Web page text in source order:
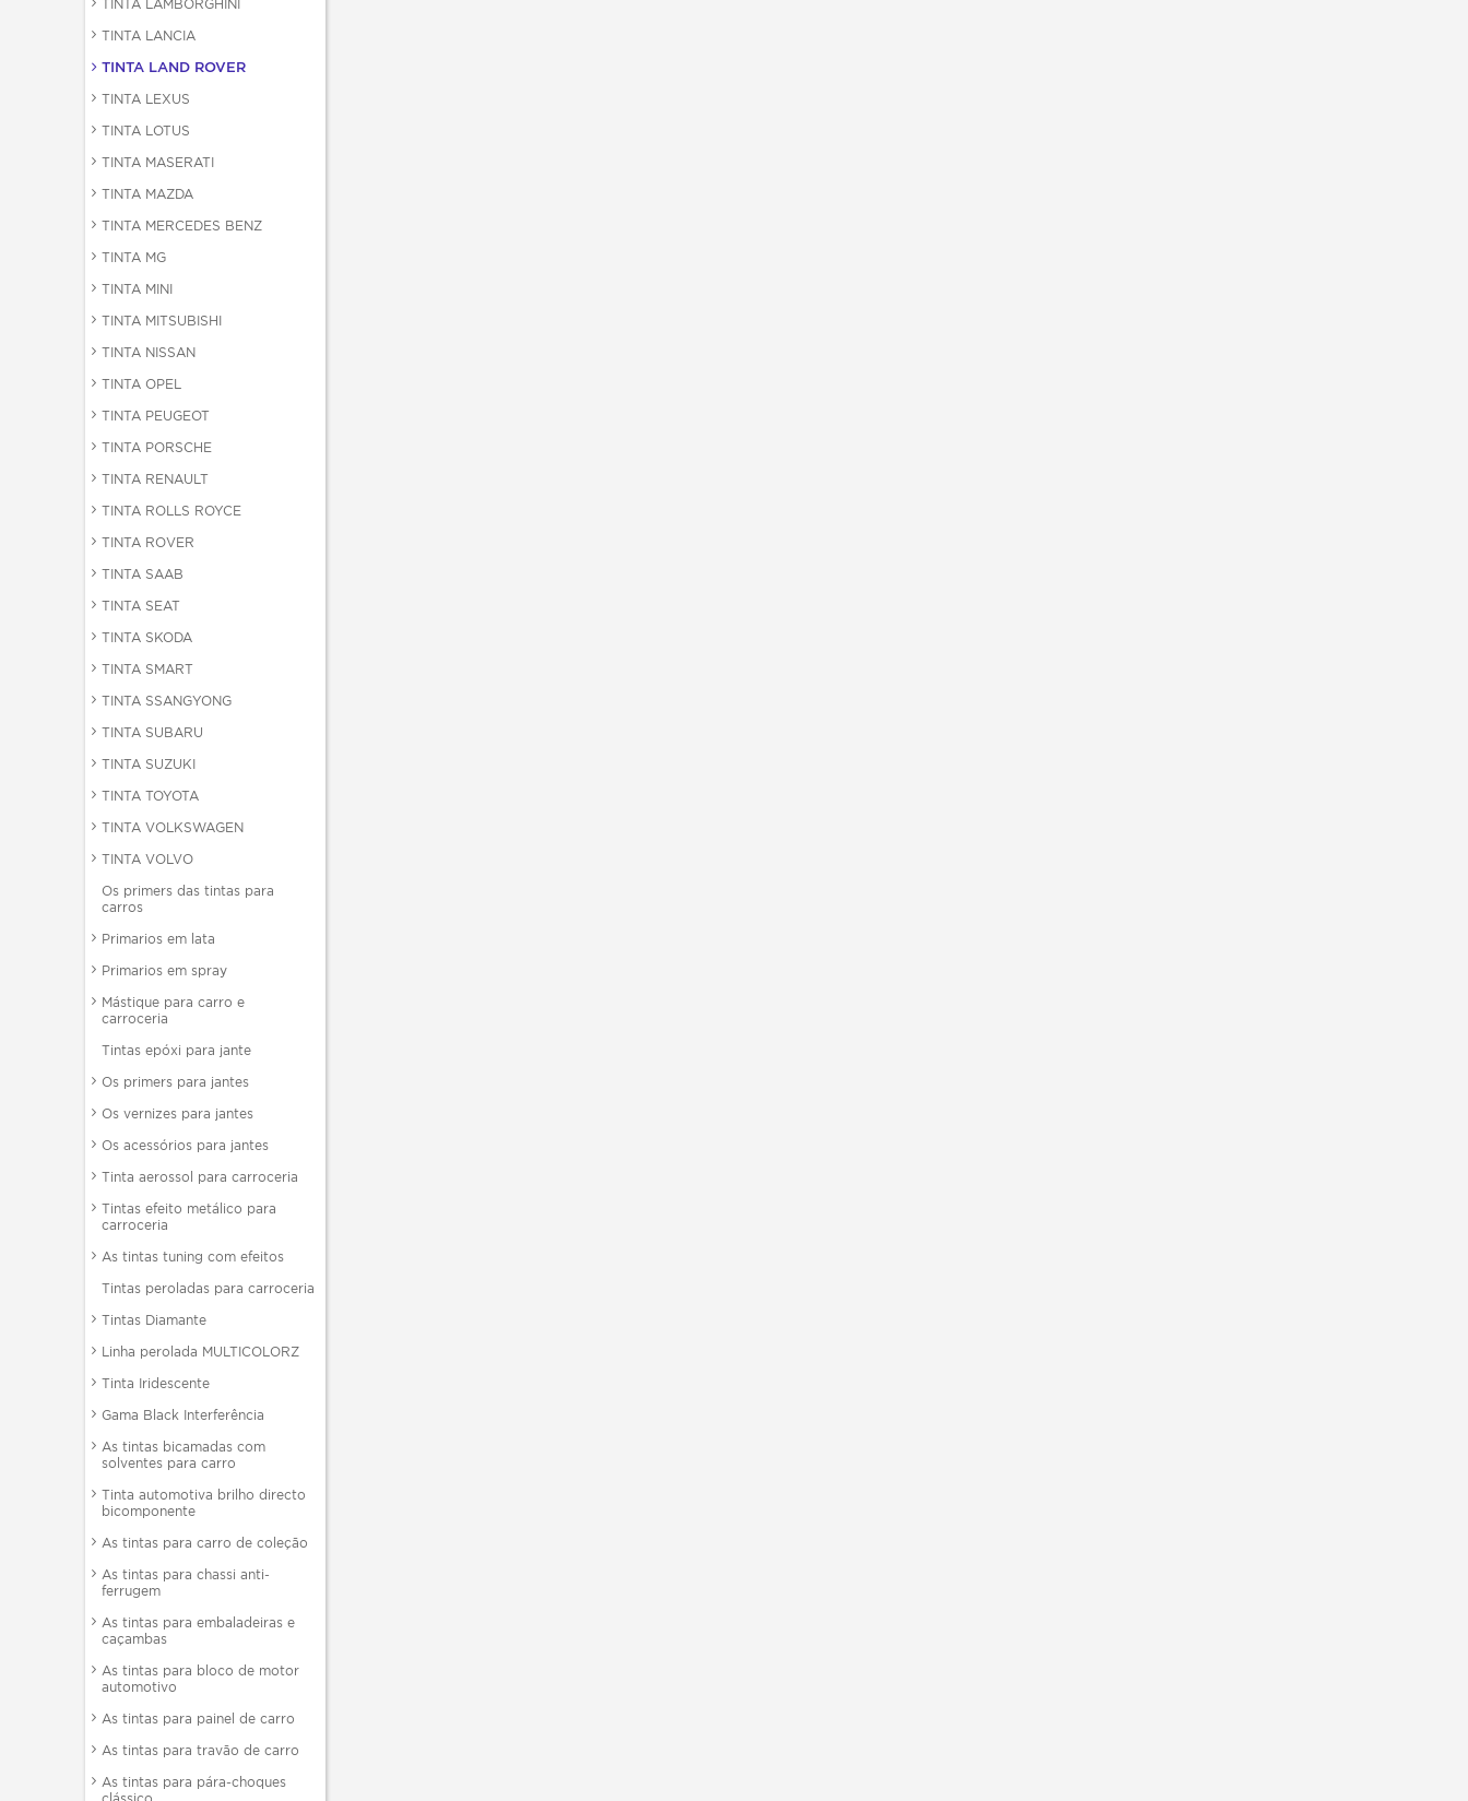
TINTA LAMBORGHINI
TINTA LANCIA
TINTA LAND ROVER
TINTA LEXUS
TINTA LOTUS
TINTA MASERATI
TINTA MAZDA
TINTA MERCEDES BENZ
TINTA MG
TINTA MINI
TINTA MITSUBISHI
TINTA NISSAN
TINTA OPEL
TINTA PEUGEOT
TINTA PORSCHE
TINTA RENAULT
TINTA ROLLS ROYCE
TINTA ROVER
TINTA SAAB
TINTA SEAT
TINTA SKODA
TINTA SMART
TINTA SSANGYONG
TINTA SUBARU
TINTA SUZUKI
TINTA TOYOTA
TINTA VOLKSWAGEN
TINTA VOLVO
Os primers das tintas para
carros
Primarios em lata
Primarios em spray
Mástique para carro e
carroceria
Tintas epóxi para jante
Os primers para jantes
Os vernizes para jantes
Os acessórios para jantes
Tinta aerossol para carroceria
Tintas efeito metálico para
carroceria
As tintas tuning com efeitos
Tintas peroladas para carroceria
Tintas Diamante
Linha perolada MULTICOLORZ
Tinta Iridescente
Gama Black Interferência
As tintas bicamadas com
solventes para carro
Tinta automotiva brilho directo
bicomponente
As tintas para carro de coleção
As tintas para chassi anti-
ferrugem
As tintas para embaladeiras e
caçambas
As tintas para bloco de motor
automotivo
As tintas para painel de carro
As tintas para travão de carro
As tintas para pára-choques